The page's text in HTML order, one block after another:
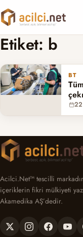
Etiket: b
BT
22
Acilci.Net™ tescilli
içeriklerin fikri mülkiyeti
Akamedika AŞ’dedir.